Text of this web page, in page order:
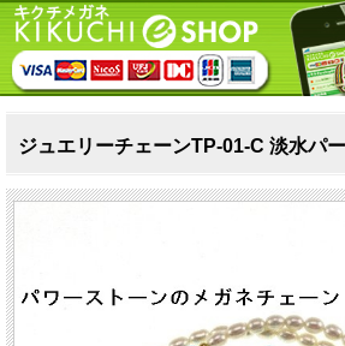
ジュエリーチェーンTP‐01‐C 淡水パ